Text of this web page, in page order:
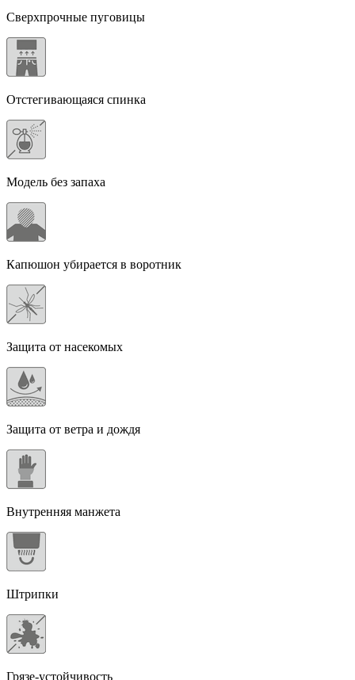
Сверхпрочные пуговицы
Отстегивающаяся спинка
Модель без запаха
Капюшон убирается в воротник
Защита от насекомых
Защита от ветра и дождя
Внутренняя манжета
Штрипки
Грязе-устойчивость